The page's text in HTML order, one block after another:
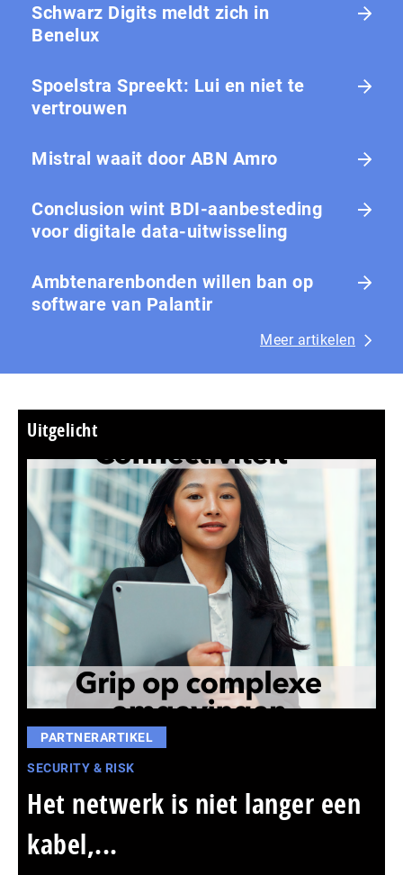
Schwarz Digits meldt zich in
Benelux
Spoelstra Spreekt: Lui en niet te
vertrouwen
Mistral waait door ABN Amro
Conclusion wint BDI-aanbesteding
voor digitale data-uitwisseling
Ambtenarenbonden willen ban op
software van Palantir
Meer artikelen
Uitgelicht
PARTNERARTIKEL
SECURITY & RISK
Het netwerk is niet langer een
kabel,...